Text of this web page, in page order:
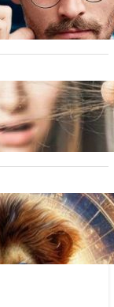
proteine:
de
în 2026